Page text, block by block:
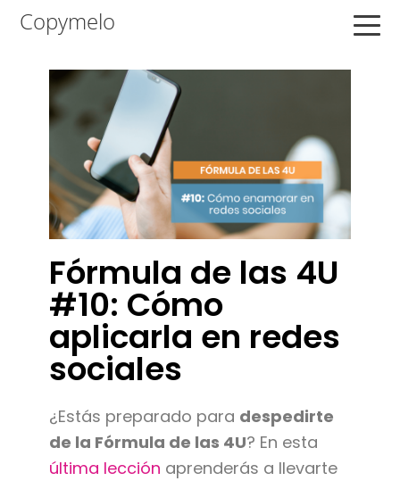
Saltar
navegación
principal
Saltar
contenido
principal
Saltar
Copymelo
Fórmula de las 4U
#10: Cómo
aplicarla en redes
sociales
¿Estás preparado para despedirte
de la Fórmula de las 4U? En esta
última lección aprenderás a llevarte